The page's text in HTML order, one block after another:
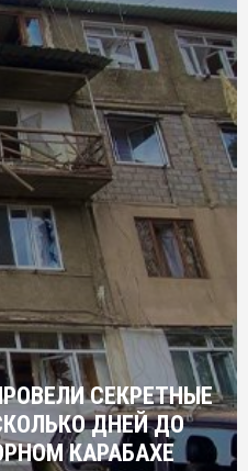
СЕКРЕТНЫЕ
ДНЕЙ ДО
КАРАБАХЕ